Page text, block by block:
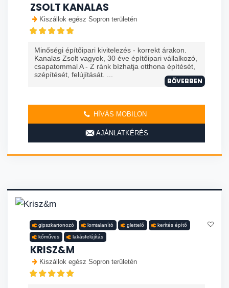
ZSOLT KANALAS
Kiszállok egész Sopron területén
Minőségi építőipari kivitelezés - korrekt árakon.
Kanalas Zsolt vagyok, 30 éve építőipari vállalkozó,
csapatommal A - Z ránk bízhatja otthona építését,
szépítését, felújítását. ...
BŐVEBBEN
HÍVÁS MOBILON
AJÁNLATKÉRÉS
gipszkartonozó lomtalanító glettelő kerítés építő
kőműves lakásfelújítás
KRISZ&M
Kiszállok egész Sopron területén